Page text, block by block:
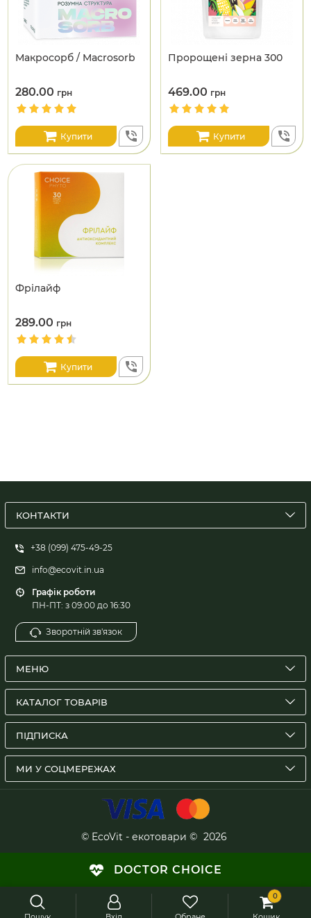
Макросорб / Macrosorb
280.00 грн
Купити
Пророщені зерна 300
469.00 грн
Купити
Фрілайф
289.00 грн
Купити
КОНТАКТИ
+38 (099) 475-49-25
info@ecovit.in.ua
Графік роботи
ПН-ПТ: з 09:00 до 16:30
Зворотній зв'язок
МЕНЮ
КАТАЛОГ ТОВАРІВ
ПІДПИСКА
МИ У СОЦМЕРЕЖАХ
© EcoVit - екотовари © 2026
DOCTOR CHOICE
0